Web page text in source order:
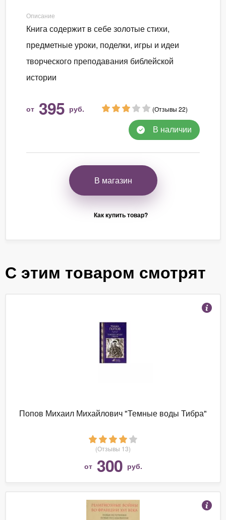
Описание
Книга содержит в себе золотые стихи,
предметные уроки, поделки, игры и идеи
творческого преподавания библейской
истории
от 395 руб. (Отзывы 22)
В наличии
В магазин
Как купить товар?
С этим товаром смотрят
Попов Михаил Михайлович "Темные воды Тибра"
(Отзывы 13)
от 300 руб.